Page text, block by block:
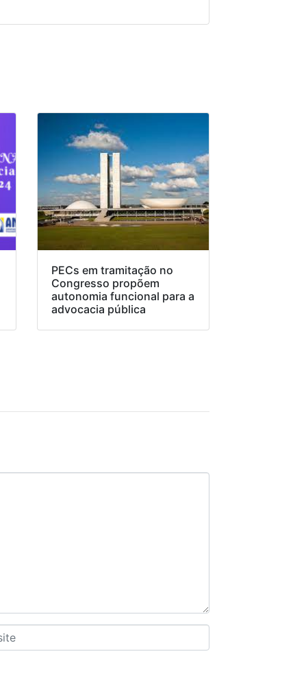
PECs em tramitação no
Congresso propõem
autonomia funcional para a
advocacia pública